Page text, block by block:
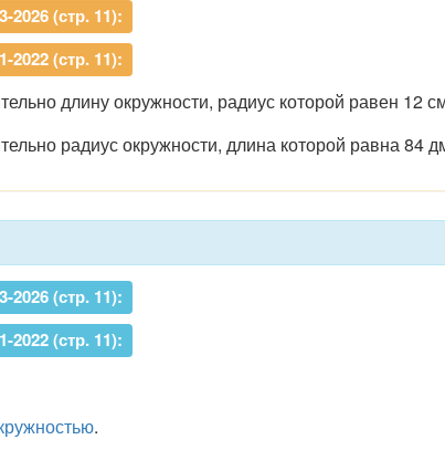
2026 (стр. 11):
2022 (стр. 11):
длину окружности, радиус которой равен 12
радиус окружности, длина которой равна 84
2026 (стр. 11):
2022 (стр. 11):
.